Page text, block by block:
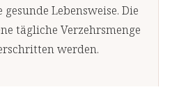
Lebensweise. Die
tägliche Verzehrsmenge
werden.